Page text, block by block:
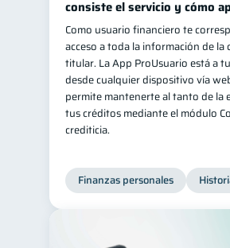
consiste el servicio y cómo
Como usuario financiero te
acceso a toda la información de la
titular. La App ProUsuario está a
desde cualquier dispositivo vía
permite mantenerte al tanto de la
tus créditos mediante el módulo
crediticia.
Finanzas personales